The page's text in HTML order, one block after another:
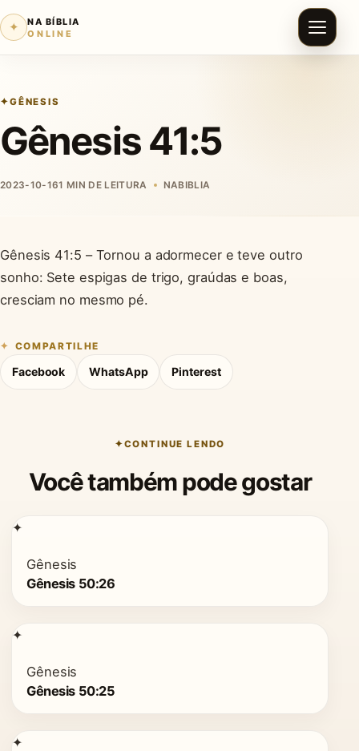
✦
NA BÍBLIA
ONLINE
GÊNESIS
Gênesis 41:5
2023-10-161 MIN DE LEITURA NABIBLIA
Gênesis 41:5 – Tornou a adormecer e teve outro
sonho: Sete espigas de trigo, graúdas e boas,
cresciam no mesmo pé.
COMPARTILHE
Facebook WhatsApp Pinterest
CONTINUE LENDO
Você também pode gostar
✦
Gênesis
Gênesis 50:26
✦
Gênesis
Gênesis 50:25
✦